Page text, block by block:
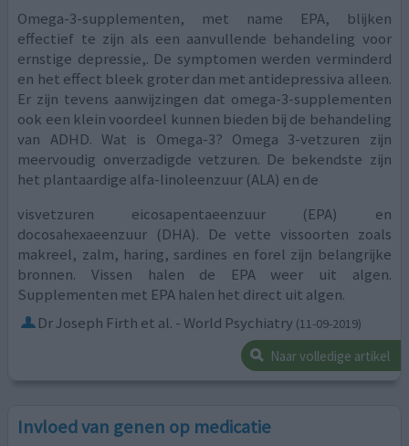
Omega-3-supplementen, met name EPA, blijken
effectief te zijn als een aanvullende behandeling voor
ernstige depressie,. De symptomen werden verminderd
en het effect bleek groter dan met antidepressiva alleen.
Er zijn tevens aanwijzingen dat omega-3-supplementen
ook een klein voordeel kunnen bieden bij de behandeling
van ADHD. Wat is Omega-3? Omega 3-vetzuren zijn
meervoudig onverzadigde vetzuren. De bekendste zijn
het plantaardige alfa-linoleenzuur (ALA) en de
visvetzuren eicosapentaeenzuur (EPA) en
docosahexaeenzuur (DHA). De vette vissoorten zoals
makreel, zalm, haring, sardines en forel zijn belangrijke
bronnen. Vissen halen de EPA weer uit algen.
Supplementen met EPA halen het direct uit algen.
Dr Joseph Firth et al. - World Psychiatry (11-09-2019)
Naar volledige artikel
Invloed van genen op medicatie